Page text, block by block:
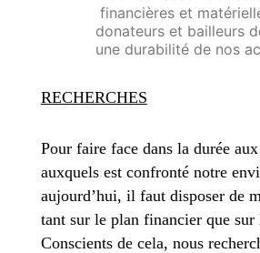
financières et
donateurs et bailleurs
une durabilité de nos
RECHERCHES
Pour faire face dans la durée
auxquels est confronté notre
aujourd’hui, il faut disposer de
tant sur le plan financier que
Conscients de cela, nous